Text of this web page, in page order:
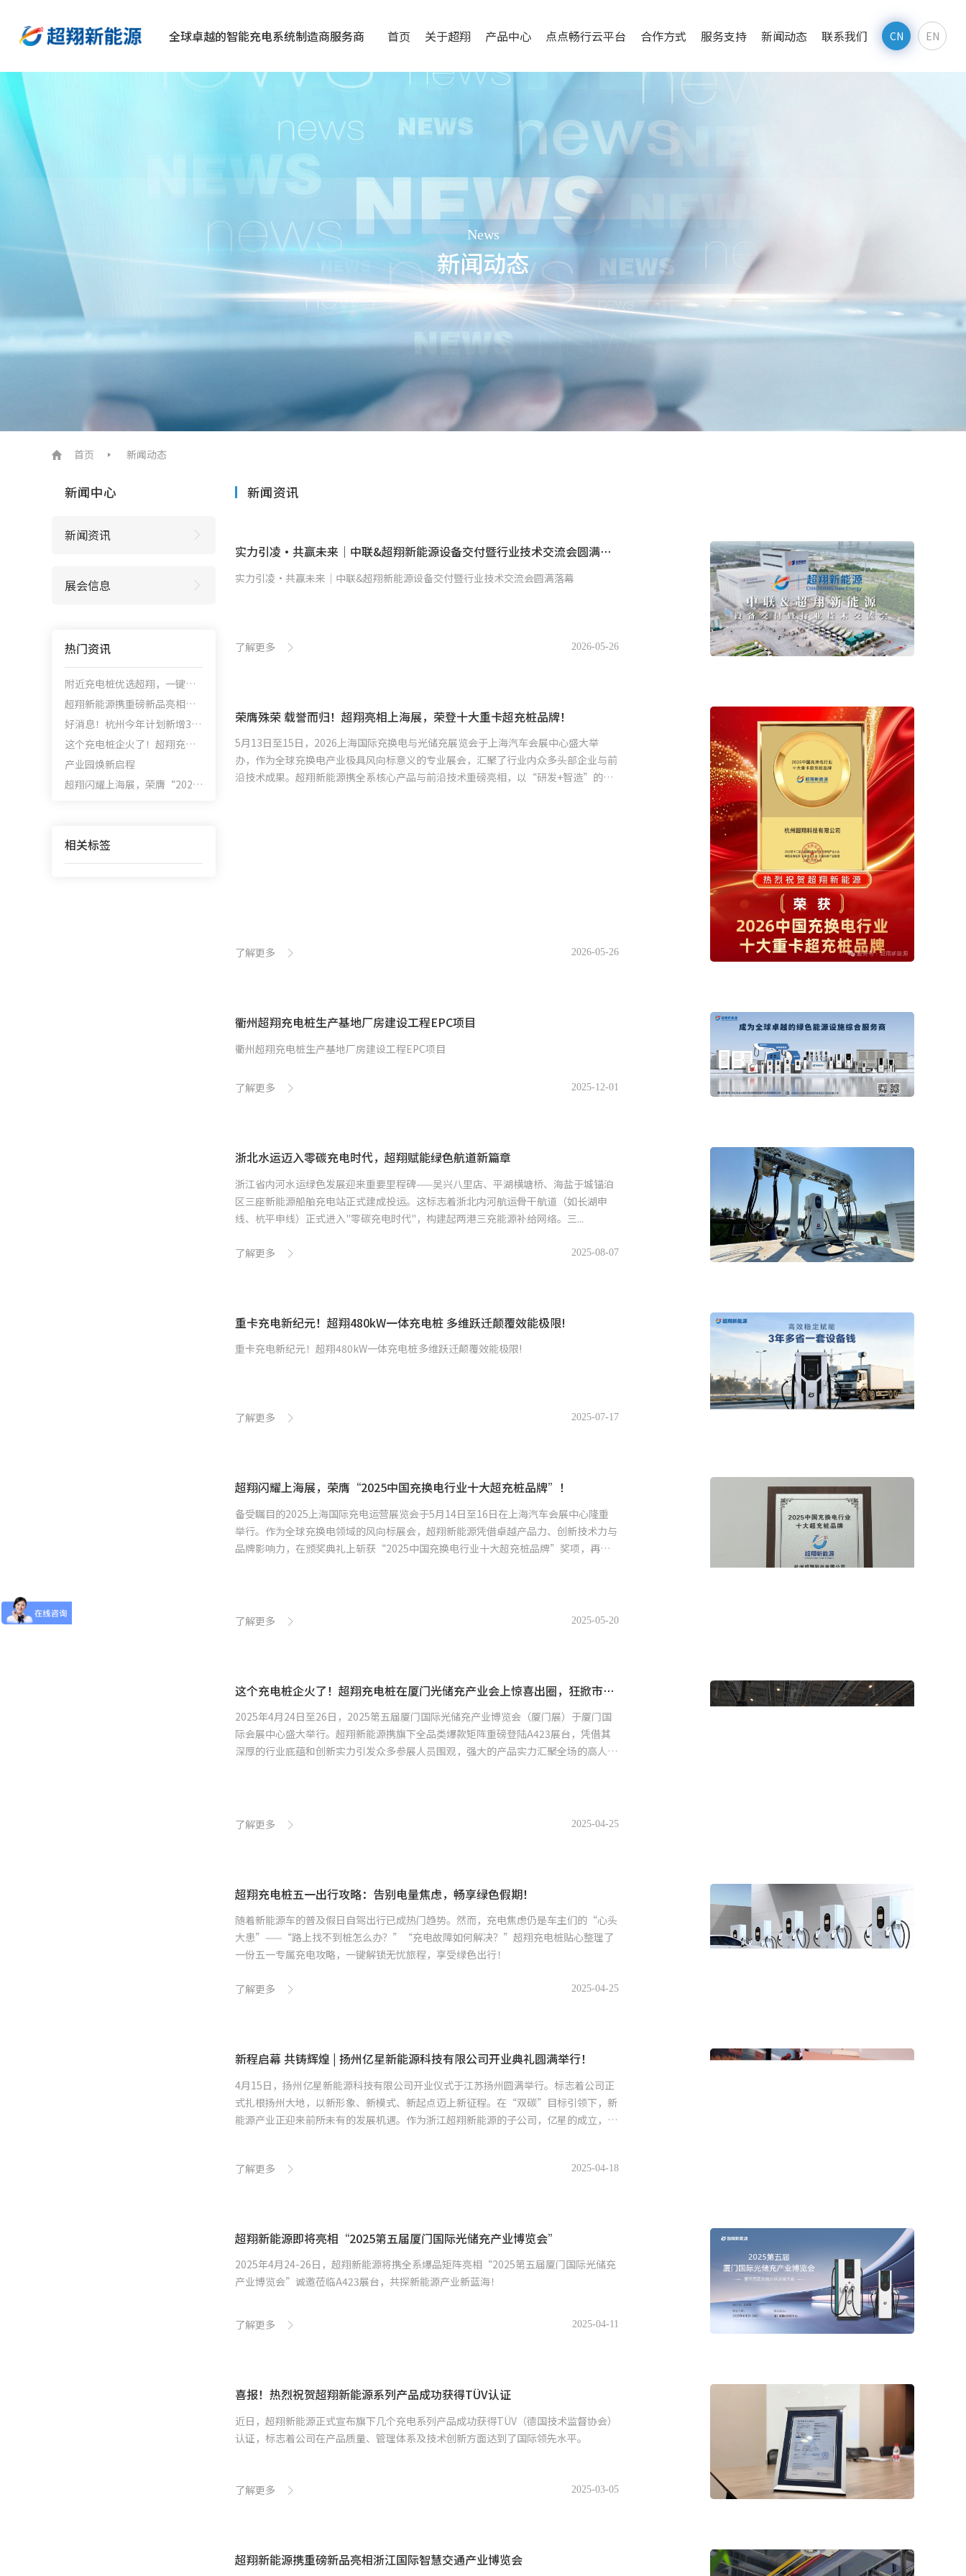
全球卓越的智能充电系统制造商服务商 首页 关于超翔 产品中心 点点畅行云平台 合作方式 服务支持 新闻动态 联系我们 CN EN
News
新闻动态
首页 新闻动态
新闻中心
新闻资讯
展会信息
热门资讯
附近充电桩优选超翔，一键查找，快速充电！
超翔新能源携重磅新品亮相浙江国际智慧交通产业博览会
好消息！杭州今年计划新增3000充电桩
这个充电桩企火了！超翔充电桩在厦门光储充产业会上惊喜出圈，狂掀市场加盟潮！
产业园焕新启程
超翔闪耀上海展，荣膺“2025中国充换电行业十大超充桩品牌”！
相关标签
新闻资讯
实力引凌・共赢未来｜中联&超翔新能源设备交付暨行业技术交流会圆满落幕
实力引凌・共赢未来｜中联&超翔新能源设备交付暨行业技术交流会圆满落幕
了解更多 2026-05-26
荣膺殊荣 载誉而归！超翔亮相上海展，荣登十大重卡超充桩品牌！
5月13日至15日，2026上海国际充换电与光储充展览会于上海汽车会展中心盛大举
办，作为全球充换电产业极具风向标意义的专业展会，汇聚了行业内众多头部企业与前
沿技术成果。超翔新能源携全系核心产品与前沿技术重磅亮相，以“研发+智造”的全
了解更多 2026-05-26
衢州超翔充电桩生产基地厂房建设工程EPC项目
衢州超翔充电桩生产基地厂房建设工程EPC项目
了解更多 2025-12-01
浙北水运迈入零碳充电时代，超翔赋能绿色航道新篇章
浙江省内河水运绿色发展迎来重要里程碑——吴兴八里店、平湖横塘桥、海盐于城锚泊
区三座新能源船舶充电站正式建成投运。这标志着浙北内河航运骨干航道（如长湖申
线、杭平申线）正式进入"零碳充电时代"，构建起两港三充能源补给网络。三...
了解更多 2025-08-07
重卡充电新纪元！超翔480kW一体充电桩 多维跃迁颠覆效能极限!
重卡充电新纪元！超翔480kW一体充电桩 多维跃迁颠覆效能极限!
了解更多 2025-07-17
超翔闪耀上海展，荣膺“2025中国充换电行业十大超充桩品牌”！
备受瞩目的2025上海国际充电运营展览会于5月14日至16日在上海汽车会展中心隆重
举行。作为全球充换电领域的风向标展会，超翔新能源凭借卓越产品力、创新技术力与
品牌影响力，在颁奖典礼上斩获“2025中国充换电行业十大超充桩品牌”奖项，再次
了解更多 2025-05-20
这个充电桩企火了！超翔充电桩在厦门光储充产业会上惊喜出圈，狂掀市场加盟潮！
2025年4月24日至26日，2025第五届厦门国际光储充产业博览会（厦门展）于厦门国
际会展中心盛大举行。超翔新能源携旗下全品类爆款矩阵重磅登陆A423展台，凭借其
深厚的行业底蕴和创新实力引发众多参展人员围观，强大的产品实力汇聚全场的高人
了解更多 2025-04-25
超翔充电桩五一出行攻略：告别电量焦虑，畅享绿色假期！
随着新能源车的普及假日自驾出行已成热门趋势。然而，充电焦虑仍是车主们的“心头
大患”——“路上找不到桩怎么办？”“充电故障如何解决？”超翔充电桩贴心整理了
一份五一专属充电攻略，一键解锁无忧旅程，享受绿色出行！
了解更多 2025-04-25
新程启幕 共铸辉煌 | 扬州亿星新能源科技有限公司开业典礼圆满举行！
4月15日，扬州亿星新能源科技有限公司开业仪式于江苏扬州圆满举行。标志着公司正
式扎根扬州大地，以新形象、新模式、新起点迈上新征程。在“双碳”目标引领下，新
能源产业正迎来前所未有的发展机遇。作为浙江超翔新能源的子公司，亿星的成立，正
了解更多 2025-04-18
超翔新能源即将亮相“2025第五届厦门国际光储充产业博览会”
2025年4月24-26日，超翔新能源将携全系爆品矩阵亮相“2025第五届厦门国际光储充
产业博览会”诚邀莅临A423展台，共探新能源产业新蓝海！
了解更多 2025-04-11
喜报！热烈祝贺超翔新能源系列产品成功获得TÜV认证
近日，超翔新能源正式宣布旗下几个充电系列产品成功获得TÜV（德国技术监督协会）
认证，标志着公司在产品质量、管理体系及技术创新方面达到了国际领先水平。
了解更多 2025-03-05
超翔新能源携重磅新品亮相浙江国际智慧交通产业博览会